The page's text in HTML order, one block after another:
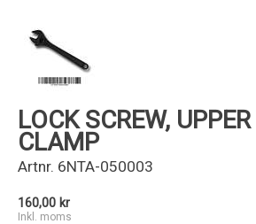
LOCK SCREW,
CLAMP
Artnr. 6NTA-050003
160,00 kr
Inkl. moms